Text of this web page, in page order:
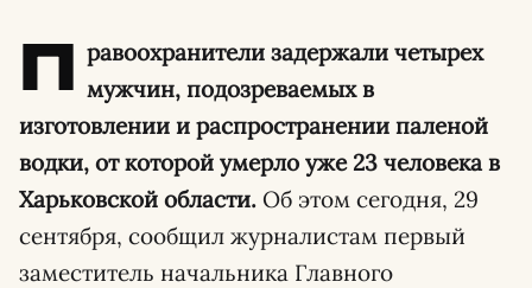
П равоохранители задержали четырех
мужчин, подозреваемых в
изготовлении и распространении паленой
водки, от которой умерло уже 23 человека в
Харьковской области. Об этом сегодня, 29
сентября, сообщил журналистам первый
заместитель начальника Главного